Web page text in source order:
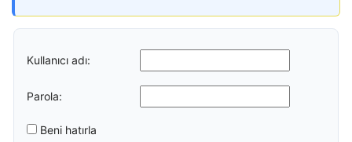
Kullanıcı adı:
Parola:
Beni hatırla